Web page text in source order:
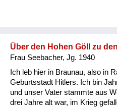
Bub mit der Zunge allweil die
hingeschoben hab übers Brot,
Über den Hohen Göll zu
Frau Seebacher, Jg. 1940
Ich leb hier in Braunau, also in
Geburtsstadt Hitlers. Ich bin
und unser Vater stammte aus
drei Jahre alt war, im Krieg